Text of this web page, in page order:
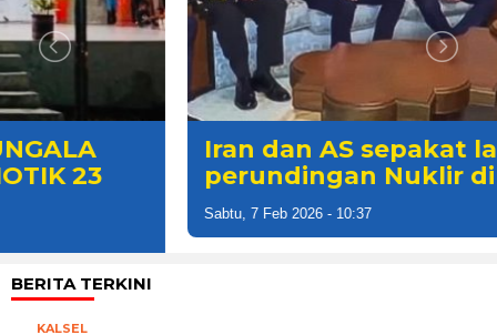
Iran dan AS sepakat lakukan
perundingan Nuklir di Oman
BERITA TERKINI